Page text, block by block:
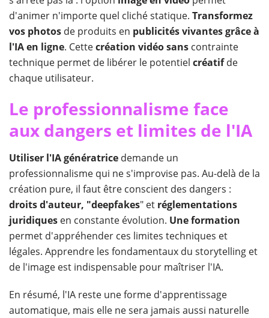
d'animer n'importe quel cliché statique. Transformez
vos photos de produits en publicités vivantes grâce à
l'IA en ligne. Cettecréation vidéo sans contrainte
technique permet de libérer le potentiel créatifde
chaque utilisateur.
Le professionnalisme face
aux dangers et limites de l'IA
Utiliser l'IA génératrice demande un
professionnalisme qui ne s'improvise pas. Au-delà de la
création pure, il faut être conscient des dangers :
droits d'auteur, "deepfakes" et réglementations
juridiques en constante évolution. Une formation
permet d'appréhender ces limites techniques et
légales. Apprendre les fondamentaux du storytelling et
de l'image est indispensable pour maîtriser l'IA.
En résumé, l'IA reste une forme d'apprentissage
automatique, mais elle ne sera jamais aussi naturelle